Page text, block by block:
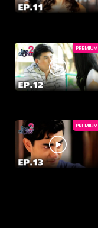
PREMIUM
PREMIUM